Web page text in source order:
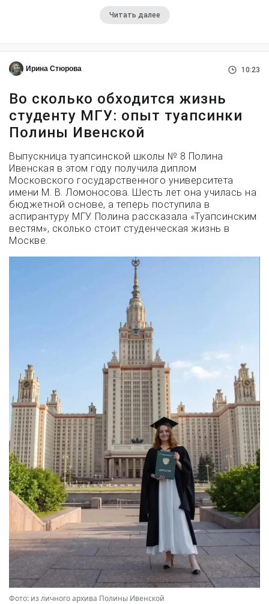
Читать далее
Ирина Стюрова 10:23
Во сколько обходится жизнь
студенту МГУ: опыт туапсинки
Полины Ивенской
Выпускница туапсинской школы № 8 Полина
Ивенская в этом году получила диплом
Московского государственного университета
имени М. В. Ломоносова. Шесть лет она училась на
бюджетной основе, а теперь поступила в
аспирантуру МГУ. Полина рассказала «Туапсинским
вестям», сколько стоит студенческая жизнь в
Москве.
Фото: из личного архива Полины Ивенской